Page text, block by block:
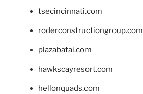
tsecincinnati.com
roderconstructiongroup.com
plazabatai.com
hawkscayresort.com
hellonquads.com